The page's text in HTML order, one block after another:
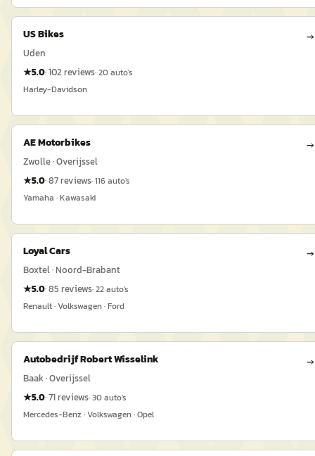
US Bikes →
Uden
★5.0·102 reviews·20auto's
Harley-Davidson
AE Motorbikes →
Zwolle · Overijssel
★5.0·87reviews·116auto's
Yamaha · Kawasaki
Loyal Cars →
Boxtel · Noord-Brabant
★5.0·85 reviews·22auto's
Renault · Volkswagen · Ford
Autobedrijf Robert Wisselink →
Baak · Overijssel
★5.0·71reviews·30auto's
Mercedes-Benz · Volkswagen · Opel